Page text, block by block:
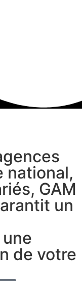
national,
GAM
un
de votre